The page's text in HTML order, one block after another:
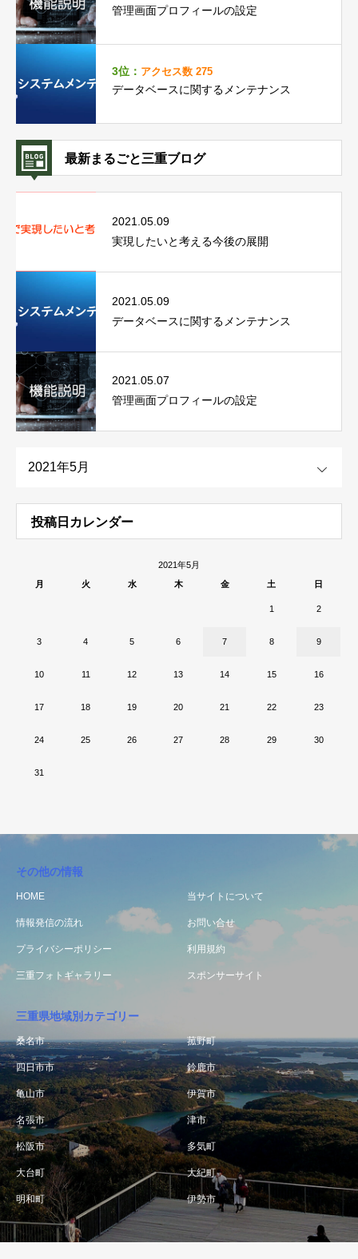
管理画面プロフィールの設定
3位： アクセス数 275
データベースに関するメンテナンス
最新まるごと三重ブログ
2021.05.09
実現したいと考える今後の展開
2021.05.09
データベースに関するメンテナンス
2021.05.07
管理画面プロフィールの設定
投稿日カレンダー
2021年5月
月
火 水 木 金 土 日
1 2
3 4 5 6 7 8 9
10 11 12 13 14 15 16
17 18 19 20 21 22 23
24 25 26 27 28 29 30
31
その他の情報
HOME 当サイトについて
情報発信の流れ お問い合せ
プライバシーポリシー 利用規約
三重フォトギャラリー スポンサーサイト
三重県地域別カテゴリー
桑名市 菰野町
四日市市 鈴鹿市
亀山市 伊賀市
名張市 津市
松阪市 多気町
大台町 大紀町
明和町 伊勢市